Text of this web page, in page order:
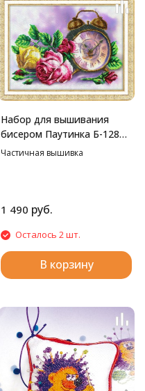
Набор для вышивания
бисером Паутинка Б-1287
Розовый час, 38*28 см
Частичная вышивка
1 490 руб.
Осталось 2 шт.
В корзину